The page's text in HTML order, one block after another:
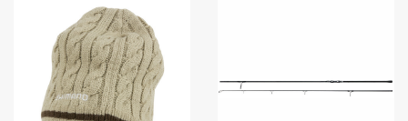
8.904,00 TL